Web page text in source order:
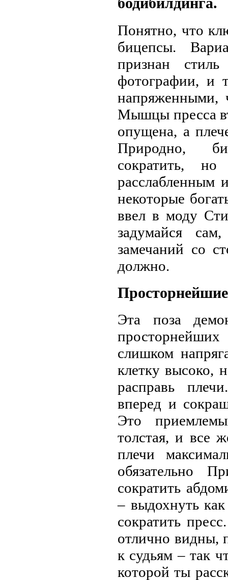
Понятно, что
бицепсы.
признан
фотографии, и
напряженными,
Мышцы пресса
опущена, а
Природно,
сократить,
расслабленным
некоторые
ввел в моду
задумайся
замечаний со
должно.
Эта поза
слишком
клетку высоко,
расправь
вперед и
Это
толстая, и все
плечи
обязательно
сократить
– выдохнуть
сократить
отлично видны,
к судьям – так
которой ты